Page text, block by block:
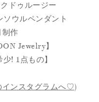
ドゥルージー
ウルペンダント
制作
Jewelry】
! 1点もの】
インスタグラムへ♡)